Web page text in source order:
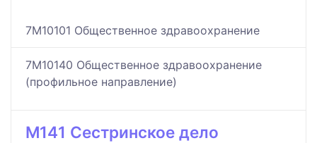
7M10101 Общественное здравоохранение
7M10140 Общественное здравоохранение
(профильное направление)
M141 Сестринское дело